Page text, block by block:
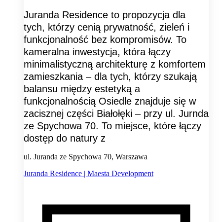
Juranda Residence to propozycja dla
tych, którzy cenią prywatność, zieleń i
funkcjonalność bez kompromisów. To
kameralna inwestycja, która łączy
minimalistyczną architekturę z komfortem
zamieszkania – dla tych, którzy szukają
balansu między estetyką a
funkcjonalnością Osiedle znajduje się w
zacisznej części Białołęki – przy ul. Jurnda
ze Spychowa 70. To miejsce, które łączy
dostęp do natury z
ul. Juranda ze Spychowa 70, Warszawa
Juranda Residence | Maesta Development